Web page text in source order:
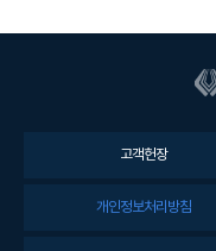
고객헌장
개인정보처리방침